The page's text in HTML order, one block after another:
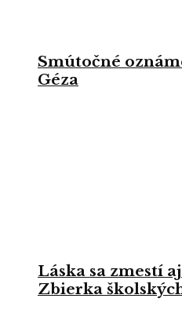
Smútočné
Géza
Láska sa zmestí
Zbierka